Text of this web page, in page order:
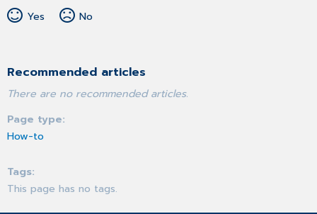
Yes
No
Recommended articles
There are no recommended articles.
Page type
How-to
Tags
This page has no tags.